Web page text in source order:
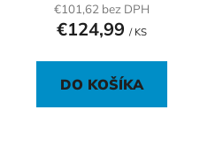
€101,62 bez DPH
€124,99 / KS
DO KOŠÍKA